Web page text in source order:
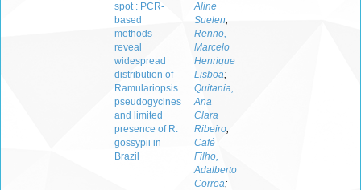
spot : PCR-
based
methods
reveal
widespread
distribution of
Ramulariopsis
pseudogycines
and limited
presence of R.
gossypii in
Brazil
Aline
Suelen;
Renno,
Marcelo
Henrique
Lisboa;
Quitania,
Ana
Clara
Ribeiro;
Café
Filho,
Adalberto
Correa;